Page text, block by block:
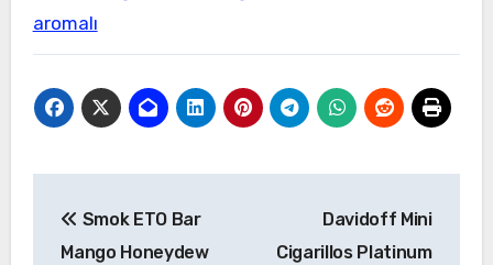
aromalı
gezinmesi
Smok ETO Bar
Mango Honeydew
Davidoff Mini
Cigarillos Platinum